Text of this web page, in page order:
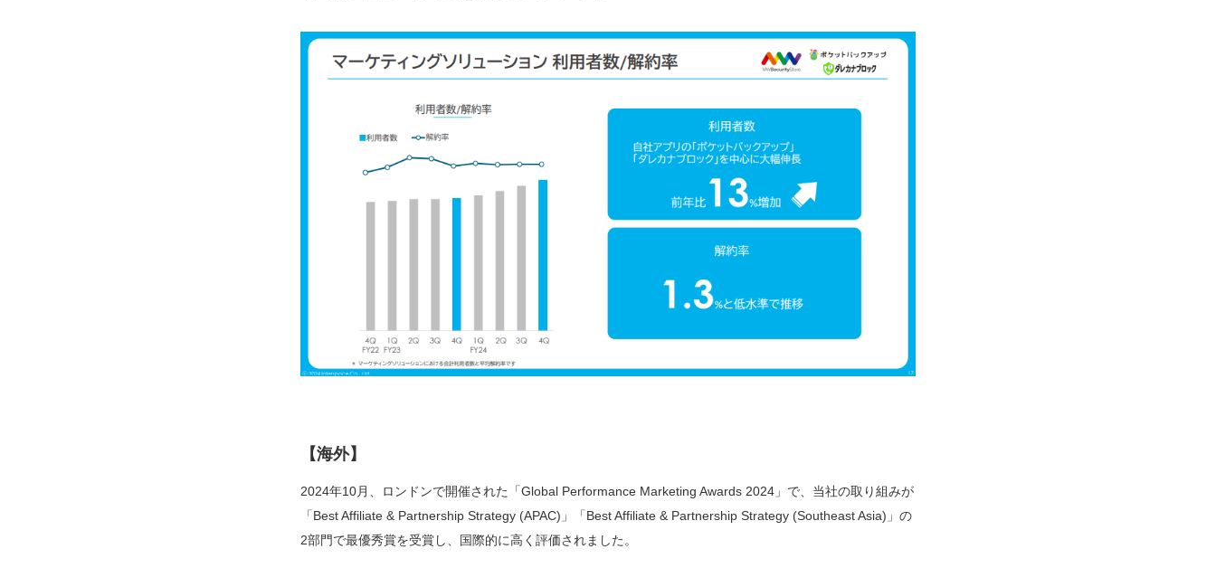
【海外】
2024年10月、ロンドンで開催された「Global Performance Marketing Awards 2024」で、当社の取り組みが
「Best Affiliate & Partnership Strategy (APAC)」「Best Affiliate & Partnership Strategy (Southeast Asia)」の
2部門で最優秀賞を受賞し、国際的に高く評価されました。